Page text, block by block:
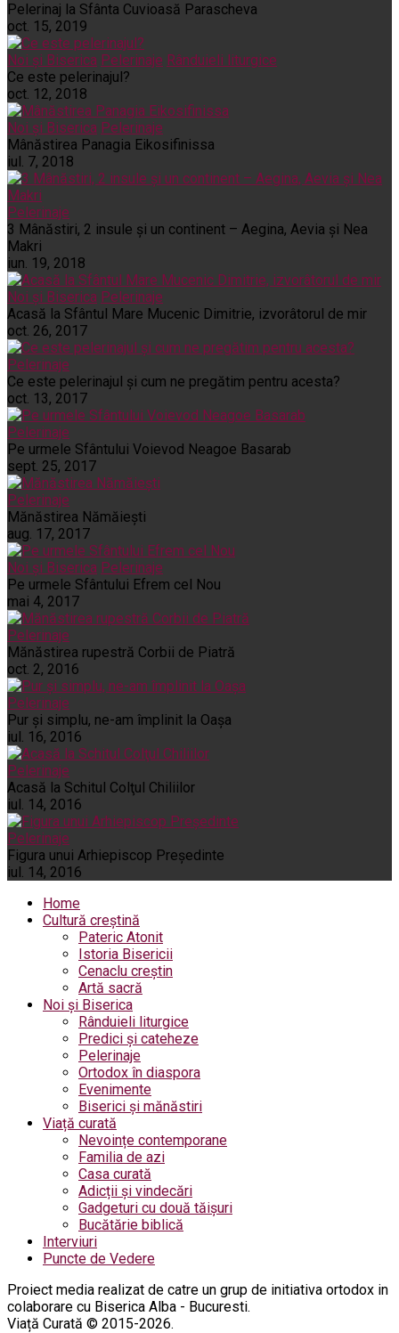
Pelerinaj la Sfânta Cuvioasă Parascheva
oct. 15, 2019
Noi și Biserica Pelerinaje Rânduieli liturgice
Ce este pelerinajul?
oct. 12, 2018
Noi și Biserica Pelerinaje
Mânăstirea Panagia Eikosifinissa
iul. 7, 2018
Pelerinaje
3 Mânăstiri, 2 insule și un continent – Aegina, Aevia și Nea
Makri
iun. 19, 2018
Noi și Biserica Pelerinaje
Acasă la Sfântul Mare Mucenic Dimitrie, izvorâtorul de mir
oct. 26, 2017
Pelerinaje
Ce este pelerinajul şi cum ne pregătim pentru acesta?
oct. 13, 2017
Pelerinaje
Pe urmele Sfântului Voievod Neagoe Basarab
sept. 25, 2017
Pelerinaje
Mănăstirea Nămăiești
aug. 17, 2017
Noi și Biserica Pelerinaje
Pe urmele Sfântului Efrem cel Nou
mai 4, 2017
Pelerinaje
Mănăstirea rupestră Corbii de Piatră
oct. 2, 2016
Pelerinaje
Pur şi simplu, ne-am împlinit la Oaşa
iul. 16, 2016
Pelerinaje
Acasă la Schitul Colţul Chiliilor
iul. 14, 2016
Pelerinaje
Figura unui Arhiepiscop Preşedinte
iul. 14, 2016
Home
Cultură creștină
Pateric Atonit
Istoria Bisericii
Cenaclu creștin
Artă sacră
Noi și Biserica
Rânduieli liturgice
Predici și cateheze
Pelerinaje
Ortodox în diaspora
Evenimente
Biserici și mănăstiri
Viață curată
Nevoințe contemporane
Familia de azi
Casa curată
Adicții și vindecări
Gadgeturi cu două tăișuri
Bucătărie biblică
Interviuri
Puncte de Vedere
Proiect media realizat de catre un grup de initiativa ortodox in
colaborare cu Biserica Alba - Bucuresti.
Viață Curată © 2015-2026.